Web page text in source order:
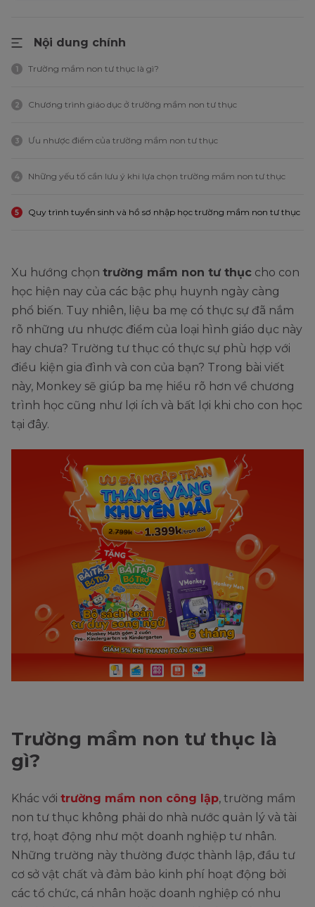
Nội dung chính
1 Trường mầm non tư thục là gì?
2 Chương trình giáo dục ở trường mầm non tư thục
3 Ưu nhược điểm của trường mầm non tư thục
4 Những yếu tố cần lưu ý khi lựa chọn trường mầm non tư thục
5 Quy trình tuyển sinh và hồ sơ nhập học trường mầm non tư thục
Xu hướng chọn trường mầm non tư thục cho con
học hiện nay của các bậc phụ huynh ngày càng
phổ biến. Tuy nhiên, liệu ba mẹ có thực sự đã nắm
rõ những ưu nhược điểm của loại hình giáo dục này
hay chưa? Trường tư thục có thực sự phù hợp với
điều kiện gia đình và con của bạn? Trong bài viết
này, Monkey sẽ giúp ba mẹ hiểu rõ hơn về chương
trình học cũng như lợi ích và bất lợi khi cho con học
tại đây.
Trường mầm non tư thục là
gì?
Khác với trường mầm non công lập, trường mầm
non tư thục không phải do nhà nước quản lý và tài
trợ, hoạt động như một doanh nghiệp tư nhân.
Những trường này thường được thành lập, đầu tư
cơ sở vật chất và đảm bảo kinh phí hoạt động bởi
các tổ chức, cá nhân hoặc doanh nghiệp có nhu